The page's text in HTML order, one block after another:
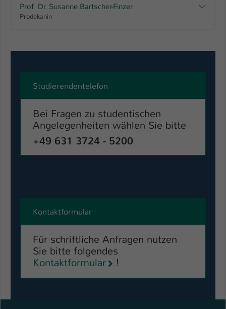
Prof. Dr. Susanne Bartscher-Finzer
Prodekanin
Studierendentelefon
Bei Fragen zu studentischen
Angelegenheiten wählen Sie bitte
+49 631 3724 - 5200
Kontaktformular
Für schriftliche Anfragen nutzen
Sie bitte folgendes
Kontaktformular
!